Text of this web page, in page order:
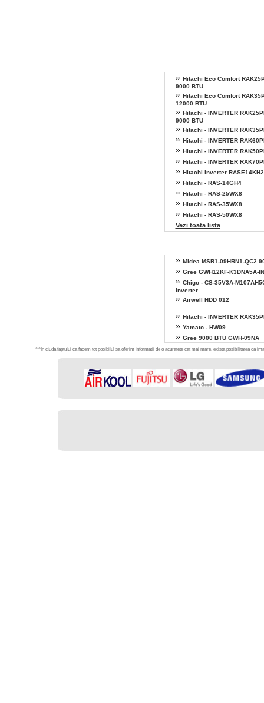
» Hitachi Eco Comfort
9000 BTU
» Hitachi Eco Comfort
12000 BTU
» Hitachi - INVERTER
9000 BTU
» Hitachi - INVERTER
» Hitachi - INVERTER
» Hitachi - INVERTER
» Hitachi - INVERTER
» Hitachi inverter
» Hitachi - RAS-14GH4
» Hitachi - RAS-25WX8
» Hitachi - RAS-35WX8
» Hitachi - RAS-50WX8
Vezi toata lista
» Midea MSR1-09HRN1-QC2
» Gree GWH12KF-K3DNA5A-
» Chigo - CS-35V3A-
inverter
» Airwell HDD 012
» Hitachi - INVERTER
» Yamato - HW09
» Gree 9000 BTU GWH-09NA
***In ciuda faptului ca facem tot posibilul sa oferim informatii de o acuratete cat mai mare, exista posibilitatea ca